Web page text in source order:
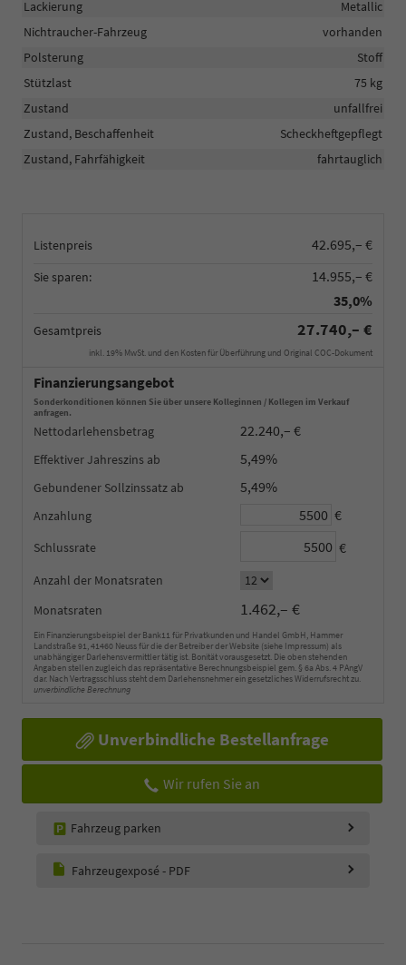
Listenpreis 42.695,– €
Sie sparen:
14.955,– €
35,0%
Gesamtpreis 27.740,– €
inkl. 19% MwSt. und den Kosten für Überführung und Original COC-Dokument
Finanzierungsangebot
Sonderkonditionen können Sie über unsere Kolleginnen / Kollegen im Verkauf
anfragen.
Nettodarlehensbetrag 22.240,– €
Effektiver Jahreszins 5,49%
Gebundener Sollzinssatz 5,49%
Anzahlung €
Schlussrate €
Anzahl der Monatsraten
Monatsraten
1.462,– €
Ein Finanzierungsbeispiel der Bank11 für Privatkunden und Handel GmbH, Hammer
Landstraße 91, 41460 Neuss für die der Betreiber der Website (siehe Impressum) als
unabhängiger Darlehensvermittler tätig ist. Bonität vorausgesetzt. Die oben stehenden
Angaben stellen zugleich das repräsentative Berechnungsbeispiel gem. § 6a Abs. 4 PAngV
dar. Nach Vertragsschluss steht dem Darlehensnehmer ein gesetzliches Widerrufsrecht zu.
unverbindliche Berechnung
Unverbindliche Bestellanfrage
Wir rufen Sie an
Fahrzeug parken
Fahrzeugexposé - PDF
Lackierung
Metallic
Nichtraucher-Fahrzeug
vorhanden
Polsterung
Stoff
Stützlast
75 kg
Zustand
unfallfrei
Zustand, Beschaffenheit
Scheckheftgepflegt
Zustand, Fahrfähigkeit
fahrtauglich